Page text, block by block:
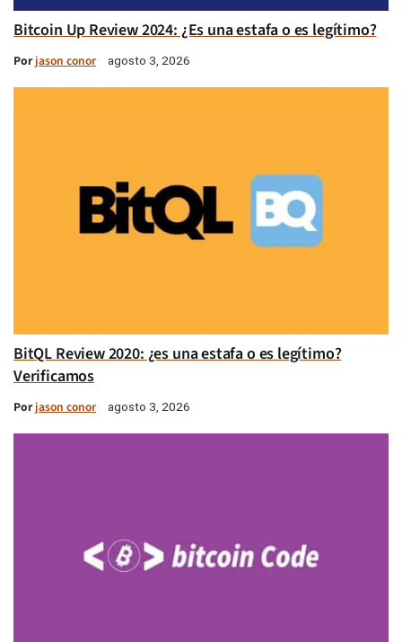
Bitcoin Up Review 2024: ¿Es una estafa o es legítimo?
Porjason conor agosto 3, 2026
BitQL Review 2020: ¿es una estafa o es legítimo?
Verificamos
Porjason conor agosto 3, 2026